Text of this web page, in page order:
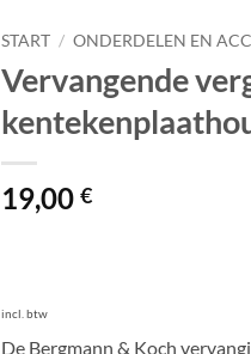
START / ONDERDELEN EN
Vervangende
19,00 €
incl. btw
De Bergmann & Koch